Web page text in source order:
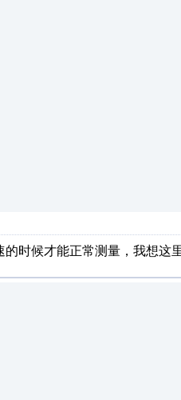
时候才能正常测量，我想这